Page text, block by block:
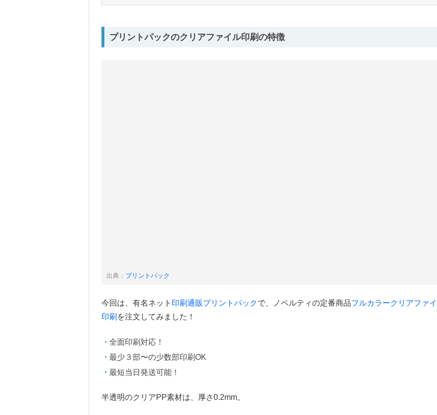
プリントパックのクリアファイル印刷の特徴
出典： プリントパック
今回は、有名ネット 印刷通販プリントパックで、ノベルティの定番商品フルカラークリアファ
印刷 を注文してみました！
全面印刷対応！
最少３部〜の少数部印刷OK
最短当日発送可能！
半透明のクリアPP素材は、厚さ0.2mm。